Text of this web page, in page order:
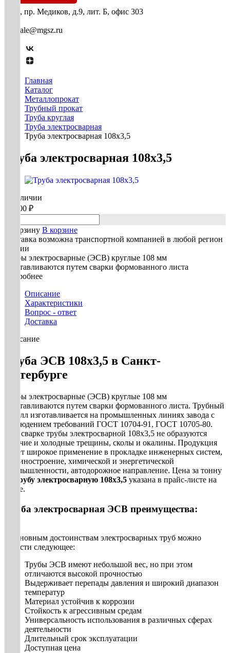
СПб, пр. Медиков, д.9, лит. Б, офис 303
mg-sale@mgsz.ru
Главная
Каталог
Металлопрокат
Трубный прокат
Труба круглая
Труба электросварная
Труба электросварная 108х3,5
Труба электросварная 108х3,5
В наличии
67 500 ₽
В корзину В корзине
Доставка возможна транспортной компанией в любой регион
России
Трубы электросварные (ЭСВ) круглые 108 мм
изготавливаются путем сварки формованного листа
Подробнее
Описание
Характеристики
Вопрос - ответ
Доставка
Описание
Труба ЭСВ 108х3,5 в Санкт-
Петербурге
Трубы электросварные (ЭСВ) круглые 108 мм
изготавливаются путем сварки формованного листа. Трубный
металл изготавливается на промышленных линиях завода с
соблюдением требований ГОСТ 10704-91, ГОСТ 10705-80.
При сварке трубы электросварной 108х3,5 не образуются
горячие и холодные трещины, сколы и окалины. Продукция
имеет широкое применение в прокладке инженерных систем,
машиностроение, химической и энергетической
промышленности, автодорожное направление. Цена за тонну
трубу электросварную 108х3,5 указана в прайс-листе на
сайте.
Труба электросварная ЭСВ преимущества:
К основным достоинствам электросварных труб можно
отнести следующее:
Трубы ЭСВ имеют небольшой вес, но при этом
отличаются высокой прочностью
Выдерживает перепады давления и широкий диапазон
температур
Материал устойчив к коррозии
Стойкость к агрессивным средам
Универсальность использования в различных сферах
деятельности
Длительный срок эксплуатации
Доступная цена